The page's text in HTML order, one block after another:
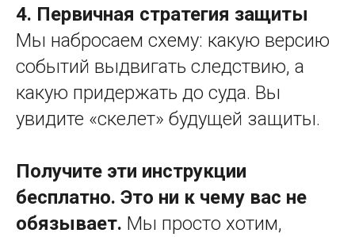
4. Первичная стратегия защиты
Мы набросаем схему: какую версию
событий выдвигать следствию, а
какую придержать до суда. Вы
увидите «скелет» будущей защиты.
Получите эти инструкции
бесплатно. Это ни к чему вас не
обязывает. Мы просто хотим,